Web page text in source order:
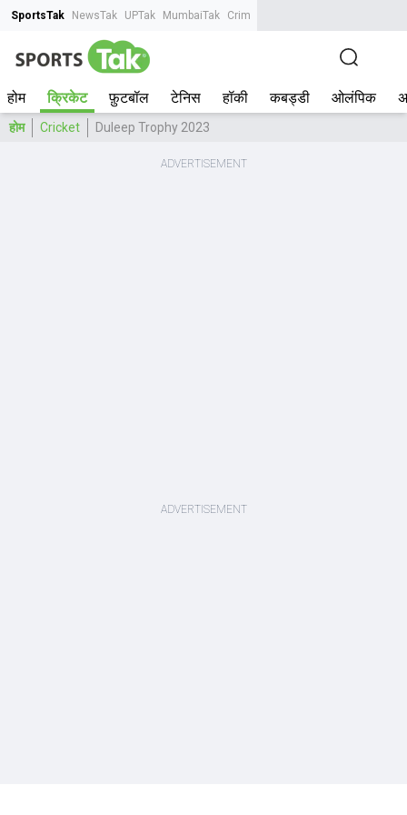
SportsTak NewsTak UPTak MumbaiTak CrimeTak
होम क्रिकेट फ़ुटबॉल टेनिस हॉकी कबड्डी ओलंपिक
होम Cricket Duleep Trophy 2023